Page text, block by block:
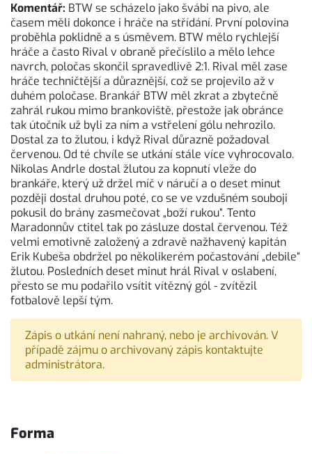
Komentář: BTW se scházelo jako švábi na pivo, ale
časem měli dokonce i hráče na střídání. První polovina
proběhla poklidně a s úsměvem. BTW mělo rychlejší
hráče a často Rival v obraně přečíslilo a mělo lehce
navrch, poločas skončil spravedlivě 2:1. Rival měl zase
hráče techničtější a důraznější, což se projevilo až v
duhém poločase. Brankář BTW měl zkrat a zbytečně
zahrál rukou mimo brankoviště, přestože jak obránce
tak útočník už byli za ním a vstřelení gólu nehrozilo.
Dostal za to žlutou, i když Rival důrazně požadoval
červenou. Od té chvíle se utkání stále více vyhrocovalo.
Nikolas Andrle dostal žlutou za kopnutí vleže do
brankáře, který už držel míč v náručí a o deset minut
později dostal druhou poté, co se ve vzdušném souboji
pokusil do brány zasmečovat „boží rukou“. Tento
Maradonnův ctitel tak po zásluze dostal červenou. Též
velmi emotivně založený a zdravě nažhavený kapitán
Erik Kubeša obdržel po několikerém počastování „debile“
žlutou. Posledních deset minut hrál Rival v oslabení,
přesto se mu podařilo vsítit vítězný gól - zvítězil
fotbalově lepší tým.
Zápis o utkání není nahraný, nebo je archivován. V
případě zájmu o archivovaný zápis kontaktujte
administrátora.
Forma